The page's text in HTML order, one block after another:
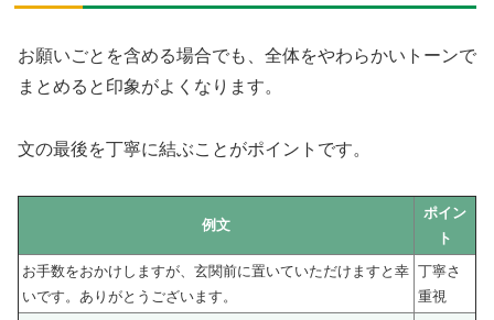
お願いごとを含める場合でも、全体をやわらかいトーンで
まとめると印象がよくなります。
文の最後を丁寧に結ぶことがポイントです。
例文
ポイン
ト
お手数をおかけしますが、玄関前に置いていただけますと幸
いです。ありがとうございます。
丁寧さ
重視